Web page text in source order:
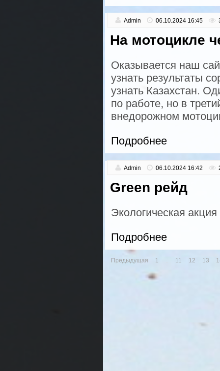
Admin 06.10.2024 16:45
На мотоцикле
Оказывается наш
узнать результаты
узнать Казахстан.
по работе, но в
внедорожном
Подробнее
Admin 06.10.2024 16:42
Green рейд
Экологическая
Подробнее
Предыдущая 1 .. 11 12 13